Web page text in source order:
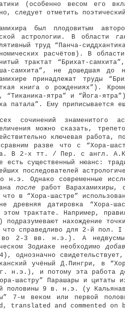
(особенно весом его
следует отметить
был плодовитым
астрологии. В области
труд “Панча-
расчётов). В
трактат “Брихат-
самхита”, не дошедшая
принадлежат труды
книга о рождениях”).
“Тиканика-ятра” и “Йога-
патала”. Ему приписывается
сочинений знаменитого
можно сказать,
ключевая работа,
разве что с “Хора-
В 2-х тт. / Пер. с англ.
есть существенный нюанс:
последователей
н.э. Однако современные
после работ
в “Хора-шастре”
древняя датировка “Хора-
этом трактате. Например,
подразумевают нахождение
что справедливо для 2-й пол.
во 2-3 вв. н.э.). А
Зодиаке необходимо
однозначно
учёный Д.Пингри, в
н.э.), и потому эта работа
шастру” Парашары и цитаты
половины 9 в. н.э. (у
7-м веком или первой
translated and commented on